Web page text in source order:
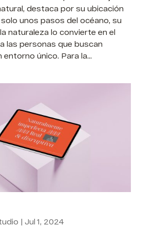
destaca por su ubicación
unos pasos del océano, su
naturaleza lo convierte en el
las personas que buscan
entorno único. Para la...
| Jul 1, 2024